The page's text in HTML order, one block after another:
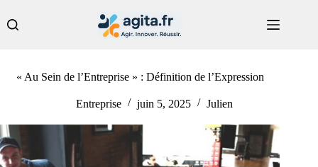
au
contenu
« Au Sein de l’Entreprise » : Définition de l’Expression
Entreprise juin 5, 2025 Julien